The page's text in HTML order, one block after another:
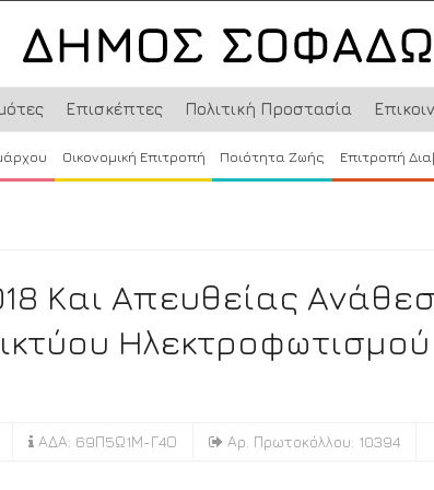
Επισκέπτες Πολιτική Προστασία
Οικονομική Επιτροπή Ποιότητα Ζωής Επιτροπή
Και Απευθείας
Ηλεκτροφωτισμού
ΑΔΑ: 69Π5Ω1Μ-Γ4Ο Αρ. Πρωτοκόλλου: 10394